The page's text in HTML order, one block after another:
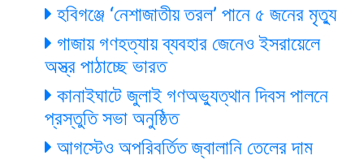
হবিগঞ্জে ‘নেশাজাতীয় তরল’ পানে ৫ জনের মৃত্যু
গাজায় গণহত্যায় ব্যবহার জেনেও ইসরায়েলে
অস্ত্র পাঠাচ্ছে ভারত
কানাইঘাটে জুলাই গণঅভ্যুত্থান দিবস পালনে
প্রস্তুতি সভা অনুষ্ঠিত
আগস্টেও অপরিবর্তিত জ্বালানি তেলের দাম